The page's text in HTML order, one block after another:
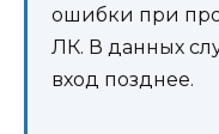
ошибки при
ЛК. В данных
вход позднее.